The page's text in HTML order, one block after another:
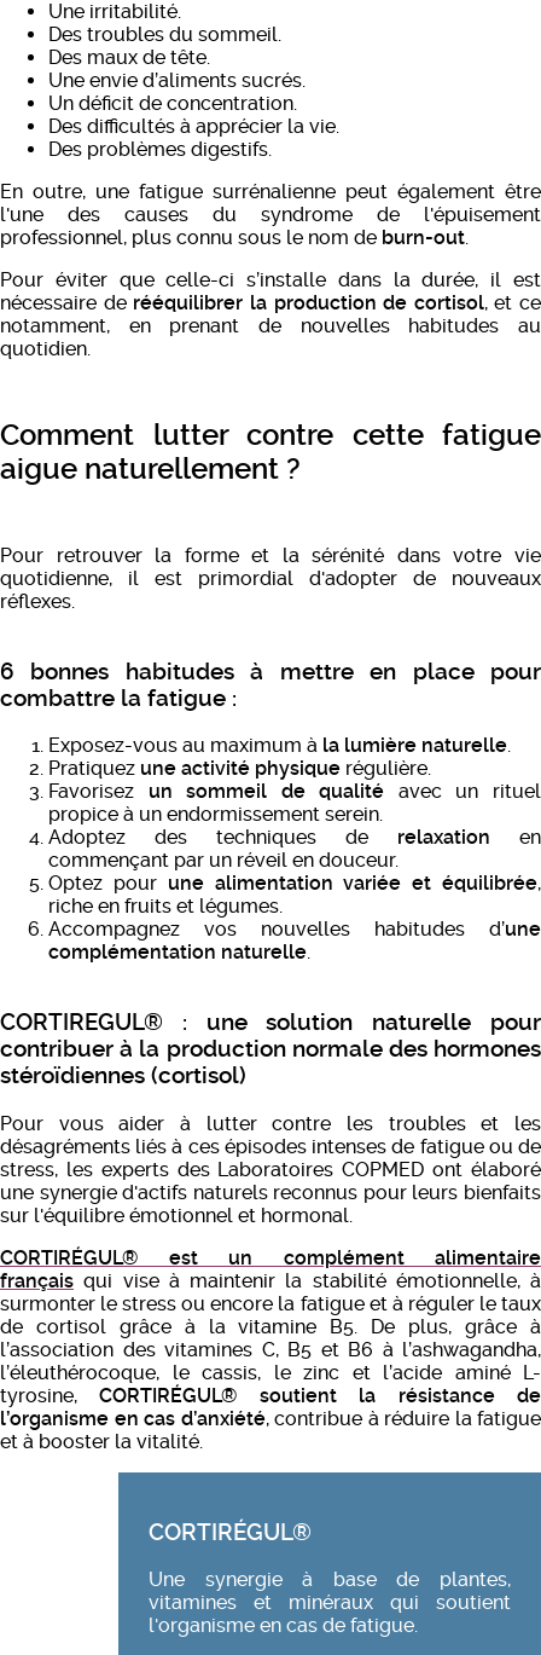
Une irritabilité.
Des troubles du sommeil.
Des maux de tête.
Une envie d’aliments sucrés.
Un déficit de concentration.
Des difficultés à apprécier la vie.
Des problèmes digestifs.
En outre, une fatigue surrénalienne peut également être
l'une des causes du syndrome de l'épuisement
professionnel, plus connu sous le nom de burn-out.
Pour éviter que celle-ci s’installe dans la durée, il est
nécessaire de rééquilibrer la production de cortisol, et ce
notamment, en prenant de nouvelles habitudes au
quotidien.
Comment lutter contre cette fatigue
aigue naturellement ?
Pour retrouver la forme et la sérénité dans votre vie
quotidienne, il est primordial d'adopter de nouveaux
réflexes.
6 bonnes habitudes à mettre en place pour
combattre la fatigue :
Exposez-vous au maximum à la lumière naturelle.
Pratiquez une activité physique régulière.
Favorisez un sommeil de qualité avec un rituel
propice à un endormissement serein.
Adoptez des techniques de relaxation en
commençant par un réveil en douceur.
Optez pour une alimentation variée et équilibrée,
riche en fruits et légumes.
Accompagnez vos nouvelles habitudes d’une
complémentation naturelle.
CORTIREGUL® : une solution naturelle pour
contribuer à la production normale des hormones
stéroïdiennes (cortisol)
Pour vous aider à lutter contre les troubles et les
désagréments liés à ces épisodes intenses de fatigue ou de
stress, les experts des Laboratoires COPMED ont élaboré
une synergie d'actifs naturels reconnus pour leurs bienfaits
sur l'équilibre émotionnel et hormonal.
CORTIRÉGUL® est un complément alimentaire
français qui vise à maintenir la stabilité émotionnelle, à
surmonter le stress ou encore la fatigue et à réguler le taux
de cortisol grâce à la vitamine B5. De plus, grâce à
l’association des vitamines C, B5 et B6 à l’ashwagandha,
l’éleuthérocoque, le cassis, le zinc et l’acide aminé L-
tyrosine,CORTIRÉGUL® soutient la résistance de
l’organisme en cas d’anxiété, contribue à réduire la fatigue
et à booster la vitalité.
CORTIRÉGUL®
Une synergie à base de plantes,
vitamines et minéraux qui soutient
l'organisme en cas de fatigue.